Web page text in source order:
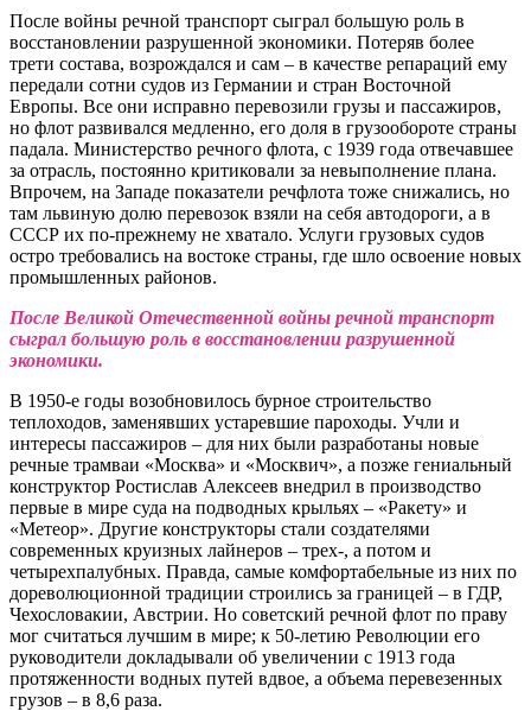
После войны речной транспорт сыграл большую роль в
восстановлении разрушенной экономики. Потеряв более
трети состава, возрождался и сам – в качестве репараций ему
передали сотни судов из Германии и стран Восточной
Европы. Все они исправно перевозили грузы и пассажиров,
но флот развивался медленно, его доля в грузообороте страны
падала. Министерство речного флота, с 1939 года отвечавшее
за отрасль, постоянно критиковали за невыполнение плана.
Впрочем, на Западе показатели речфлота тоже снижались, но
там львиную долю перевозок взяли на себя автодороги, а в
СССР их по-прежнему не хватало. Услуги грузовых судов
остро требовались на востоке страны, где шло освоение новых
промышленных районов.
После Великой Отечественной войны речной транспорт
сыграл большую роль в восстановлении разрушенной
экономики.
В 1950-е годы возобновилось бурное строительство
теплоходов, заменявших устаревшие пароходы. Учли и
интересы пассажиров – для них были разработаны новые
речные трамваи «Москва» и «Москвич», а позже гениальный
конструктор Ростислав Алексеев внедрил в производство
первые в мире суда на подводных крыльях – «Ракету» и
«Метеор». Другие конструкторы стали создателями
современных круизных лайнеров – трех-, а потом и
четырехпалубных. Правда, самые комфортабельные из них по
дореволюционной традиции строились за границей – в ГДР,
Чехословакии, Австрии. Но советский речной флот по праву
мог считаться лучшим в мире; к 50-летию Революции его
руководители докладывали об увеличении с 1913 года
протяженности водных путей вдвое, а объема перевезенных
грузов – в 8,6 раза.